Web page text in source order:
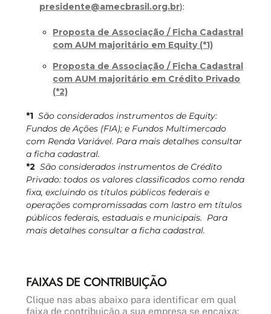
presidente@amecbrasil.org.br):
Proposta de Associação / Ficha Cadastral
com AUM majoritário em Equity (*1)
Proposta de Associação / Ficha Cadastral
com AUM majoritário em Crédito Privado
(*2)
*1 São considerados instrumentos de Equity:
Fundos de Ações (FIA); e Fundos Multimercado
com Renda Variável. Para mais detalhes consultar
a ficha cadastral.
*2 São considerados instrumentos de Crédito
Privado: todos os valores classificados como renda
fixa, excluindo os títulos públicos federais e
operações compromissadas com lastro em títulos
públicos federais, estaduais e municipais. Para
mais detalhes consultar a ficha cadastral.
FAIXAS DE CONTRIBUIÇÃO
Clique nas abas abaixo para identificar em qual
faixa de contribuição a sua empresa se encaixa: